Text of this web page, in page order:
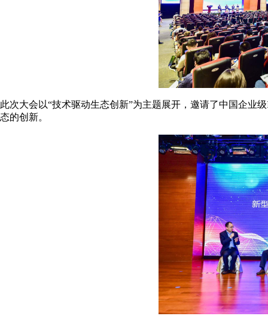
此次大会以“技术驱动生态创新”为主题展开，邀请了中国企业
态的创新。